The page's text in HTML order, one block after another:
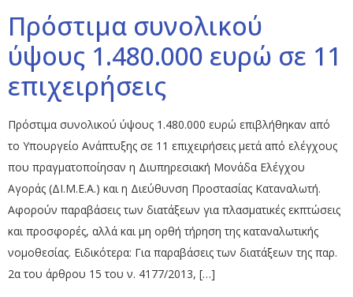
Πρόστιμα συνολικού
ύψους 1.480.000 ευρώ σε 11
επιχειρήσεις
Πρόστιμα συνολικού ύψους 1.480.000 ευρώ επιβλήθηκαν από
το Υπουργείο Ανάπτυξης σε 11 επιχειρήσεις μετά από ελέγχους
που πραγματοποίησαν η Διυπηρεσιακή Μονάδα Ελέγχου
Αγοράς (ΔΙ.Μ.Ε.Α.) και η Διεύθυνση Προστασίας Καταναλωτή.
Αφορούν παραβάσεις των διατάξεων για πλασματικές εκπτώσεις
και προσφορές, αλλά και μη ορθή τήρηση της καταναλωτικής
νομοθεσίας. Ειδικότερα: Για παραβάσεις των διατάξεων της παρ.
2α του άρθρου 15 του ν. 4177/2013, […]